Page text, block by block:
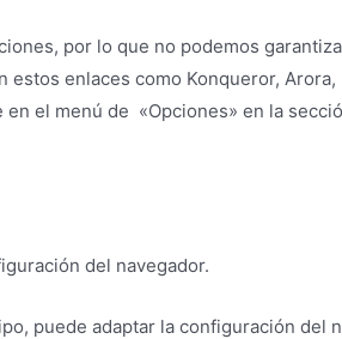
por lo que no podemos
enlaces como Konqueror,
el menú de «Opciones» en la
del navegador.
puede adaptar la configuración